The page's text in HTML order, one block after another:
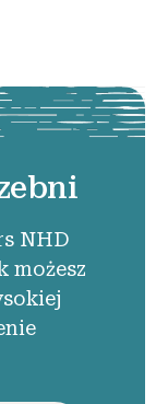
NHD
możesz